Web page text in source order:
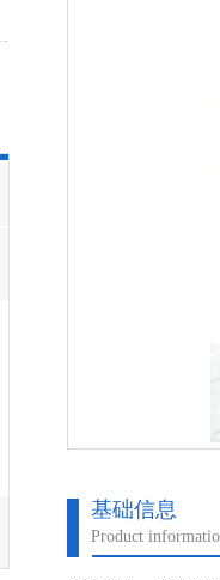
基础信息
Product